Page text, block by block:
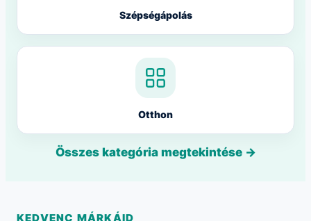
Szépségápolás
Otthon
Összes kategória megtekintése →
KEDVENC MÁRKÁID